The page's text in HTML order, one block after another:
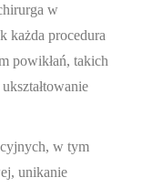
w
każda procedura
powikłań, takich
w tym
unikanie